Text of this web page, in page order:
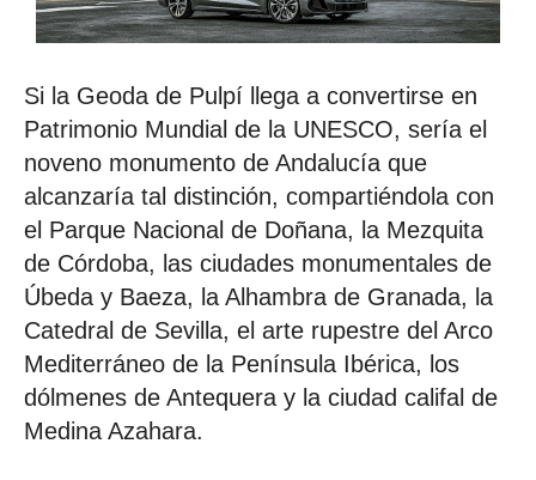
Si la Geoda de Pulpí llega a convertirse en
Patrimonio Mundial de la UNESCO, sería el
noveno monumento de Andalucía que
alcanzaría tal distinción, compartiéndola con
el Parque Nacional de Doñana, la Mezquita
de Córdoba, las ciudades monumentales de
Úbeda y Baeza, la Alhambra de Granada, la
Catedral de Sevilla, el arte rupestre del Arco
Mediterráneo de la Península Ibérica, los
dólmenes de Antequera y la ciudad califal de
Medina Azahara.